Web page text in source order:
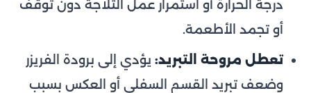
درجة الحرارة أو استمرار عمل الثلاجة دون توقف
أو تجمد الأطعمة.
تعطل مروحة التبريد: يؤدي إلى برودة الفريزر
وضعف تبريد القسم السفلي أو العكس بسبب